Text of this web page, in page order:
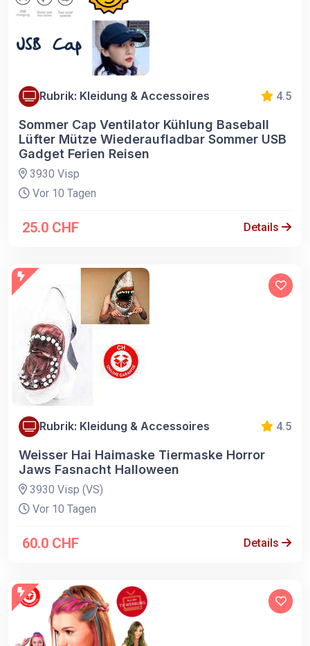
Rubrik: Kleidung & Accessoires 4.5
Sommer Cap Ventilator Kühlung Baseball
Lüfter Mütze Wiederaufladbar Sommer USB
Gadget Ferien Reisen
3930 Visp
Vor 10 Tagen
25.0 CHF Details
Rubrik: Kleidung & Accessoires 4.5
Weisser Hai Haimaske Tiermaske Horror
Jaws Fasnacht Halloween
3930 Visp (VS)
Vor 10 Tagen
60.0 CHF Details